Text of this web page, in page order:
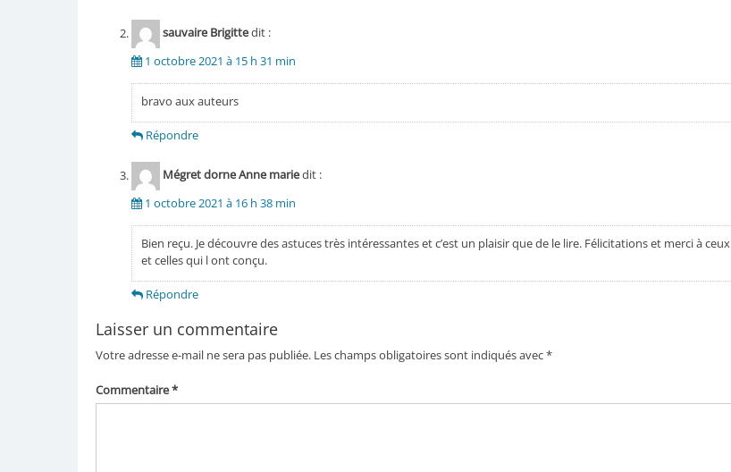
sauvaire Brigittedit :
1 octobre 2021 à 15 h 31 min
bravo aux auteurs
Répondre
Mégret dorne Anne mariedit :
1 octobre 2021 à 16 h 38 min
Bien reçu. Je découvre des astuces très intéressantes et c’est un plaisir que de le lire. Félicitations et merci à ceux
et celles qui l ont conçu.
Répondre
Laisser un commentaire
Votre adresse e-mail ne sera pas publiée. Les champs obligatoires sont indiqués avec*
Commentaire*